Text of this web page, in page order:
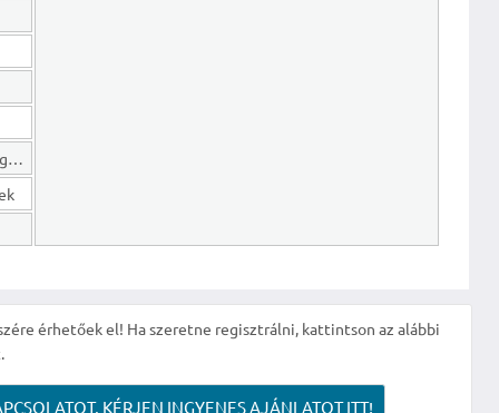
Hosszú lejáratú kötelezettségek
érhetőek el! Ha szeretne regisztrálni, kattintson az alábbi
KÉRJEN INGYENES AJÁNLATOT ITT!